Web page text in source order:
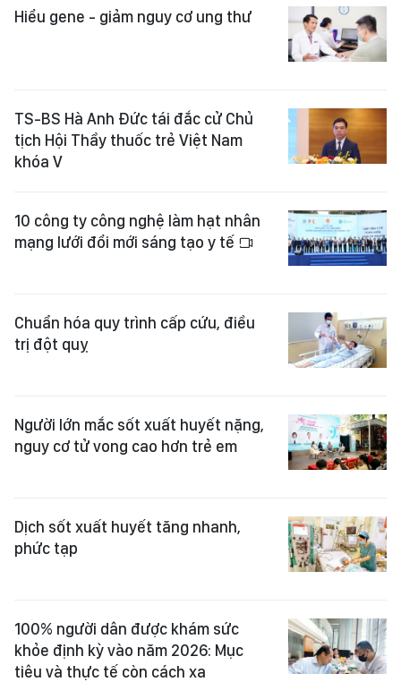
Hiểu gene - giảm nguy cơ ung thư
TS-BS Hà Anh Đức tái đắc cử Chủ
tịch Hội Thầy thuốc trẻ Việt Nam
khóa V
10 công ty công nghệ làm hạt nhân
mạng lưới đổi mới sáng tạo y tế
Chuẩn hóa quy trình cấp cứu, điều
trị đột quỵ
Người lớn mắc sốt xuất huyết nặng,
nguy cơ tử vong cao hơn trẻ em
Dịch sốt xuất huyết tăng nhanh,
phức tạp
100% người dân được khám sức
khỏe định kỳ vào năm 2026: Mục
tiêu và thực tế còn cách xa